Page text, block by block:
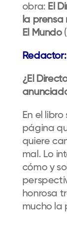
obra: El
la prensa
El Mundo
¿El
En el
página
quiere
mal. Lo
cómo y
honrosa
mucho la